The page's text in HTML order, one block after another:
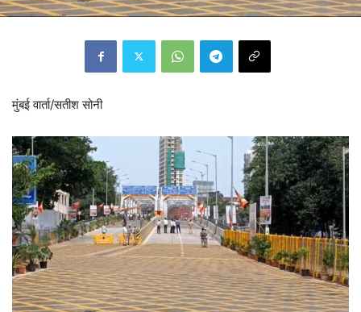
मुंबई वार्ता/सतीश सोनी